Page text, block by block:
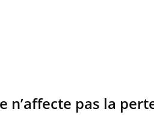
n’affecte pas la